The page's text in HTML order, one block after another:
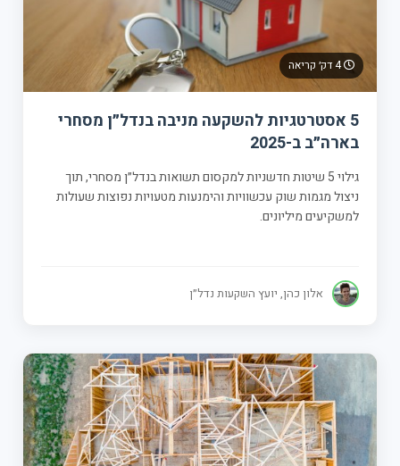
4 דק׳ קריאה
5 אסטרטגיות להשקעה מניבה בנדל״ן מסחרי
בארה״ב ב-2025
גילוי 5 שיטות חדשניות למקסום תשואות בנדל״ן מסחרי, תוך
ניצול מגמות שוק עכשוויות והימנעות מטעויות נפוצות שעולות
למשקיעים מיליונים.
אלון כהן, יועץ השקעות נדל״ן